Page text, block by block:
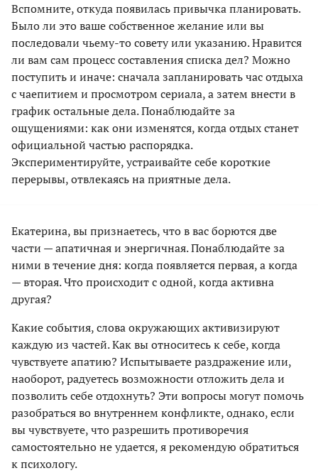
Вспомните, откуда появилась привычка планировать.
Было ли это ваше собственное желание или вы
последовали чьему-то совету или указанию. Нравится
ли вам сам процесс составления списка дел? Можно
поступить и иначе: сначала запланировать час отдыха
с чаепитием и просмотром сериала, а затем внести в
график остальные дела. Понаблюдайте за
ощущениями: как они изменятся, когда отдых станет
официальной частью распорядка.
Экспериментируйте, устраивайте себе короткие
перерывы, отвлекаясь на приятные дела.
Екатерина, вы признаетесь, что в вас борются две
части — апатичная и энергичная. Понаблюдайте за
ними в течение дня: когда появляется первая, а когда
— вторая. Что происходит с одной, когда активна
другая?
Какие события, слова окружающих активизируют
каждую из частей. Как вы относитесь к себе, когда
чувствуете апатию? Испытываете раздражение или,
наоборот, радуетесь возможности отложить дела и
позволить себе отдохнуть? Эти вопросы могут помочь
разобраться во внутреннем конфликте, однако, если
вы чувствуете, что разрешить противоречия
самостоятельно не удается, я рекомендую обратиться
к психологу.